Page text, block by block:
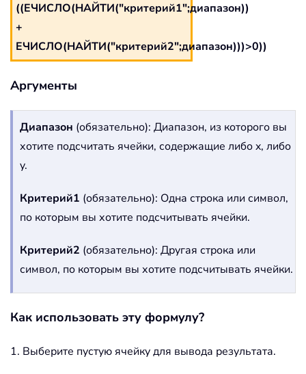
((ЕЧИСЛО(НАЙТИ("критерий1";диапазон))
+
ЕЧИСЛО(НАЙТИ("критерий2";диапазон)))>0))
Аргументы
Диапазон (обязательно): Диапазон, из которого вы
хотите подсчитать ячейки, содержащие либо x, либо
y.
Критерий1 (обязательно): Одна строка или символ,
по которым вы хотите подсчитывать ячейки.
Критерий2 (обязательно): Другая строка или
символ, по которым вы хотите подсчитывать ячейки.
Как использовать эту формулу?
1. Выберите пустую ячейку для вывода результата.